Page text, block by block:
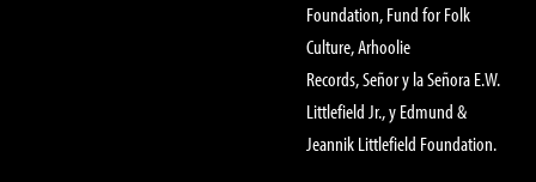
Foundation, Fund for Folk
Culture, Arhoolie
Records, Señor y la Señora E.W.
Littlefield Jr., y Edmund &
Jeannik Littlefield Foundation.